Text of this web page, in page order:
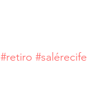
#retiro #salérecife